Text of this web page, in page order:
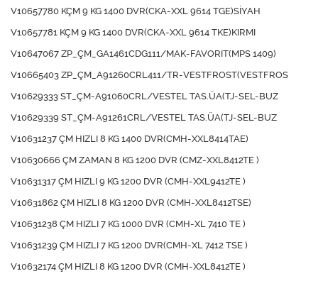
V10657780 KÇM 9 KG 1400 DVR(CKA-XXL 9614 TGE)SİYAH
V10657781 KÇM 9 KG 1400 DVR(CKA-XXL 9614 TKE)KIRMI
V10647067 ZP_ÇM_GA1461CDG111/MAK-FAVORIT(MPS 1409)
V10665403 ZP_ÇM_A91260CRL411/TR-VESTFROST(VESTFROS
V10629333 ST_ÇM-A91060CRL/VESTEL TAS.ÜA(TJ-SEL-BUZ
V10629339 ST_ÇM-A91261CRL/VESTEL TAS.ÜA(TJ-SEL-BUZ
V10631237 ÇM HIZLI 8 KG 1400 DVR(CMH-XXL8414TAE)
V10630666 ÇM ZAMAN 8 KG 1200 DVR (CMZ-XXL8412TE )
V10631317 ÇM HIZLI 9 KG 1200 DVR (CMH-XXL9412TE )
V10631862 ÇM HIZLI 8 KG 1200 DVR (CMH-XXL8412TSE)
V10631238 ÇM HIZLI 7 KG 1000 DVR (CMH-XL 7410 TE )
V10631239 ÇM HIZLI 7 KG 1200 DVR(CMH-XL 7412 TSE )
V10632174 ÇM HIZLI 8 KG 1200 DVR (CMH-XXL8412TE )